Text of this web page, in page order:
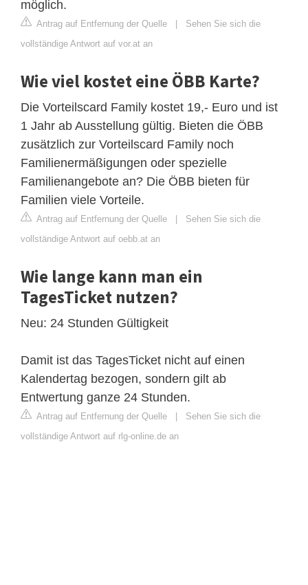
möglich.
Antrag auf Entfernung der Quelle | Sehen Sie sich die
vollständige Antwort auf vor.at an
Wie viel kostet eine ÖBB Karte?
Die Vorteilscard Family kostet 19,- Euro und ist
1 Jahr ab Ausstellung gültig. Bieten die ÖBB
zusätzlich zur Vorteilscard Family noch
Familienermäßigungen oder spezielle
Familienangebote an? Die ÖBB bieten für
Familien viele Vorteile.
Antrag auf Entfernung der Quelle | Sehen Sie sich die
vollständige Antwort auf oebb.at an
Wie lange kann man ein
TagesTicket nutzen?
Neu: 24 Stunden Gültigkeit
Damit ist das TagesTicket nicht auf einen
Kalendertag bezogen, sondern gilt ab
Entwertung ganze 24 Stunden.
Antrag auf Entfernung der Quelle | Sehen Sie sich die
vollständige Antwort auf rlg-online.de an